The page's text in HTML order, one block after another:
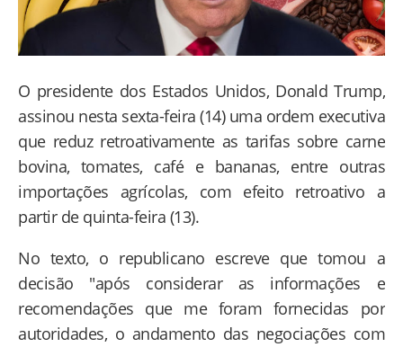
O presidente dos Estados Unidos, Donald Trump,
assinou nesta sexta-feira (14) uma ordem executiva
que reduz retroativamente as tarifas sobre carne
bovina, tomates, café e bananas, entre outras
importações agrícolas, com efeito retroativo a
partir de quinta-feira (13).
No texto, o republicano escreve que tomou a
decisão "após considerar as informações e
recomendações que me foram fornecidas por
autoridades, o andamento das negociações com